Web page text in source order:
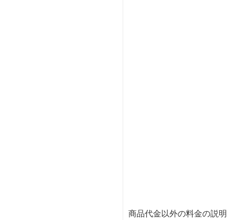
商品代金以外の料金の説明